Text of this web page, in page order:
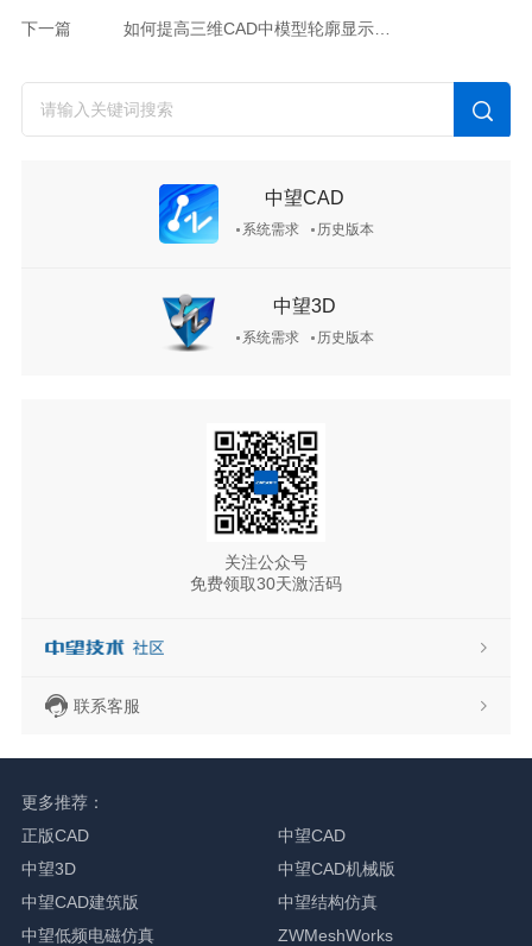
下一篇 如何提高三维CAD中模型轮廓显示的光滑度？
中望CAD
系统需求 历史版本
中望3D
系统需求 历史版本
关注公众号
免费领取30天激活码
联系客服
更多推荐：
正版CAD
中望CAD
中望3D
中望CAD机械版
中望CAD建筑版
中望结构仿真
中望低频电磁仿真
ZWMeshWorks